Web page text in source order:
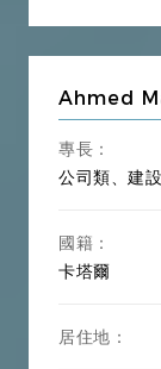
Ahmed
專長：
公司類、建
國籍：
卡塔爾
居住地：